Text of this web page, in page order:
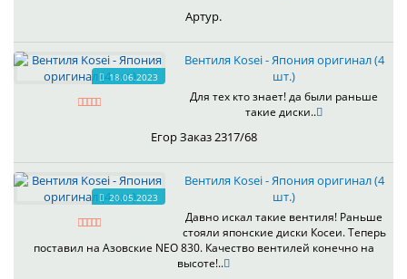
Артур.
18.06.2023
Вентиля Kosei - Япония оригинал (4
шт.)
Для тех кто знает! да были раньше
такие диски..
Егор Заказ 2317/68
20.05.2023
Вентиля Kosei - Япония оригинал (4
шт.)
Давно искал такие вентиля! Раньше
стояли японские диски Косеи. Теперь
поставил на Азовские NEO 830. Качество вентилей конечно на
высоте!..